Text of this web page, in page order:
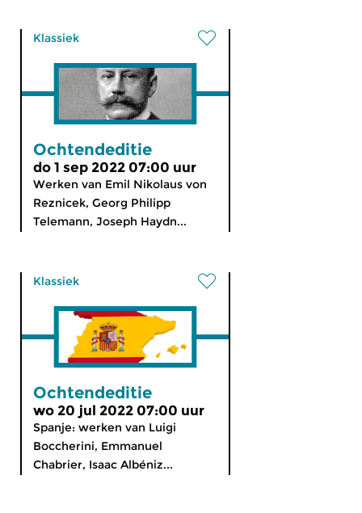
Klassiek
Ochtendeditie
do 1 sep 2022 07:00 uur
Werken van Emil Nikolaus von
Reznicek, Georg Philipp
Telemann, Joseph Haydn...
Klassiek
Ochtendeditie
wo 20 jul 2022 07:00 uur
Spanje: werken van Luigi
Boccherini, Emmanuel
Chabrier, Isaac Albéniz...